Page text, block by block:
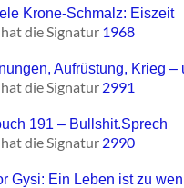
Krone-Schmalz: Eiszeit
die Signatur 1968
Aufrüstung, Krieg –
die Signatur 2991
191 – Bullshit.Sprech
die Signatur 2990
Gysi: Ein Leben ist zu